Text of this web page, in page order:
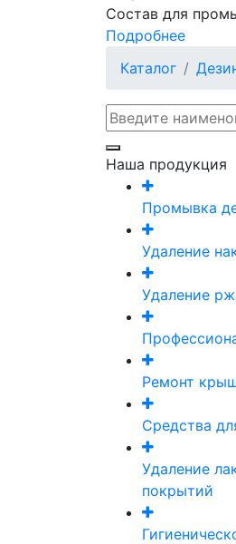
Состав для
Подробнее
Каталог
Наша продукция
Промывка
Удаление
Удаление
Ремонт
Средства
Удаление
покрытий